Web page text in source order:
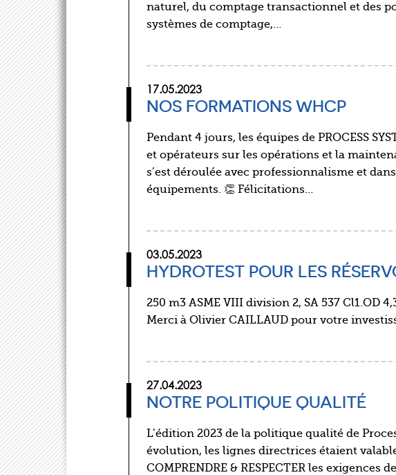
naturel, du comptage transactionnel et des
systèmes de comptage,…
17.05.2023
NOS FORMATIONS WHCP
Pendant 4 jours, les équipes de PROCESS
et opérateurs sur les opérations et la
s’est déroulée avec professionnalisme et
équipements. 👏 Félicitations…
03.05.2023
HYDROTEST POUR LES
250 m3 ASME VIII division 2, SA 537 Cl1.OD
Merci à Olivier CAILLAUD pour votre
27.04.2023
NOTRE POLITIQUE QUALITÉ
L’édition 2023 de la politique qualité de
évolution, les lignes directrices étaient
COMPRENDRE & RESPECTER les